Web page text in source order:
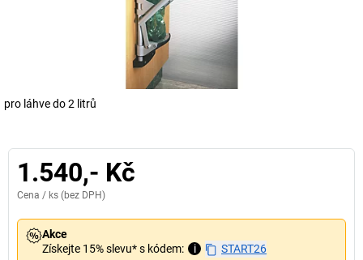
pro láhve do 2 litrů
1.540,- Kč
Cena / ks (bez DPH)
Akce
Získejte 15% slevu* s kódem:
i START26